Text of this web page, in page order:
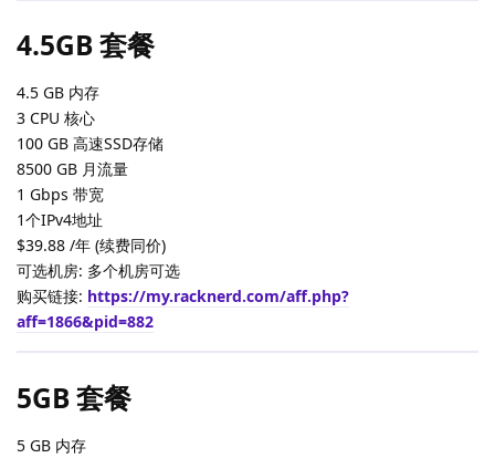
4.5GB 套餐
4.5 GB 内存
3 CPU 核心
100 GB 高速SSD存储
8500 GB 月流量
1 Gbps 带宽
1个IPv4地址
$39.88 /年 (续费同价)
可选机房: 多个机房可选
购买链接: https://my.racknerd.com/aff.php?
aff=1866&pid=882
5GB 套餐
5 GB 内存